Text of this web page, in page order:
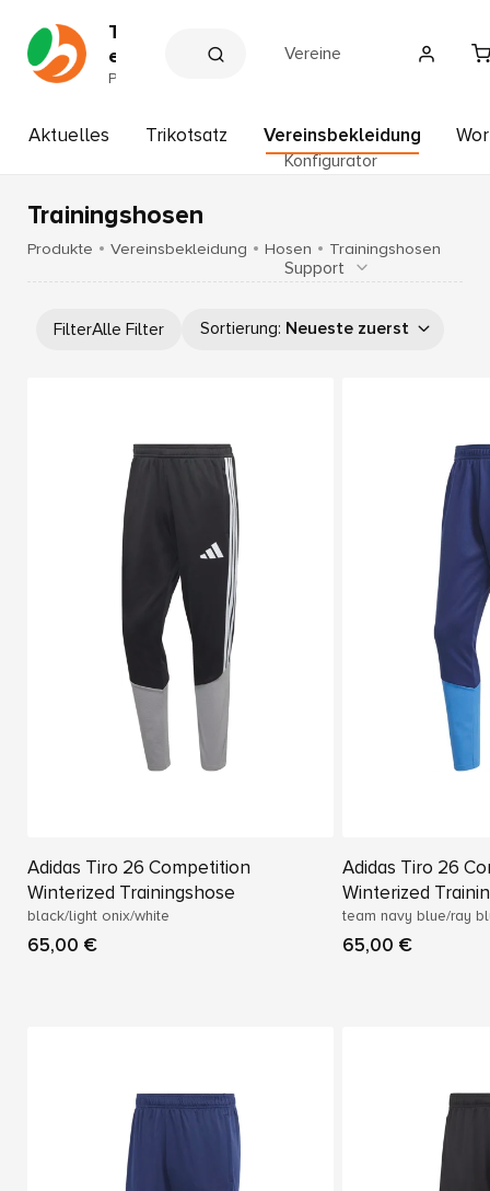
T
e
a
t
H
b
P
d
e
r
e
i
Vereine
Konfigurator
Support
Aktuelles Trikotsatz Vereinsbekleidung
Trainingshosen
Produkte Vereinsbekleidung Hosen Trainingshosen
FilterAlle Filter Sortierung: Neueste zuerst
Adidas Tiro 26 Competition
Winterized Trainingshose
black/light onix/white
65,00 €
Adidas Tiro 26
Winterized
team navy blue/ray
65,00 €